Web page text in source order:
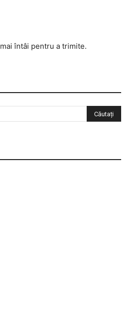
mai întâi pentru a trimite.